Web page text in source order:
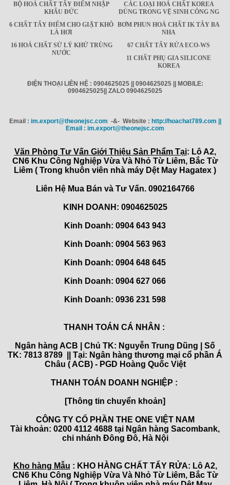
BỘ HOÁ CHẤT TẨY ĐIỂM NHẬP
KHẨU ĐỨC
CÁC LOẠI HOÁ CHẤT KOREA
DÙNG TRONG VỆ SINH CÔNG NG
6 CHẤT TẨY ĐIỂM CHO GIẶT KHÔ
LÀ HƠI
BƠM PHUN HOÁ CHẤT IK TÂY BA
NHA
16 HOÁ CHẤT SỬ LÝ KHỬ TRÙNG
NƯỚC
67 CHẤT TẨY RỬA ECO-WS
11 CHẤT PHỤ GIA SILICONE
KOREA
ĐIỆN THOẠI LIÊN HỆ : 0904625025 || 0904625025 || MOBILE:
0904625025|| ZALO 0904625025
Email : im.export@theonejsc.com -&- Website : http://hoachat789.com ||
Email : im.export@theonejsc.com
Văn Phòng Tư Vấn Giới Thiệu Sản Phẩm Tại: Lô A2,
CN6 Khu Công Nghiệp Vừa Và Nhỏ Từ Liêm, Bắc Từ
Liêm ( Trong khuôn viên nhà máy Dệt May Hagatex )
Liên Hệ Mua Bán và Tư Vấn. 0902164766
KINH DOANH: 0904625025
Kinh Doanh: 0904 643 943
Kinh Doanh: 0904 563 963
Kinh Doanh: 0904 648 645
Kinh Doanh: 0904 627 066
Kinh Doanh: 0936 231 598
THANH TOÁN CÁ NHÂN :
Ngân hàng ACB | Chủ TK: Nguyễn Trung Dũng | Số
TK: 7813 8789 || Tại: Ngân hàng thương mại cổ phần Á
Châu ( ACB) - PGD Hoàng Quốc Việt
THANH TOÁN DOANH NGHIỆP :
[Thông tin chuyển khoản]
CÔNG TY CỔ PHẦN THE ONE VIỆT NAM
Tài khoản: 0200 4112 4688 tại Ngân hàng Sacombank,
chi nhánh Đông Đô, Hà Nội
Kho hàng Mẫu : KHO HÀNG CHẤT TẨY RỬA: Lô A2,
CN6 Khu Công Nghiệp Vừa Và Nhỏ Từ Liêm, Bắc Từ